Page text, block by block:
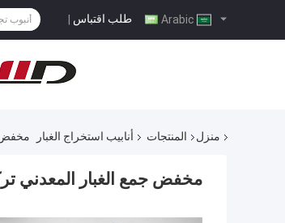
طلب اقتباس |
منزل المنتجات أنابيب استخراج الغبار مخفض
مخفض جمع الغبار المعدني